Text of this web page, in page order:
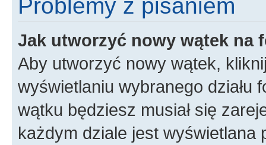
Problemy z pisaniem
Jak utworzyć nowy wątek na
Aby utworzyć nowy wątek,
wyświetlaniu wybranego działu
wątku będziesz musiał się
każdym dziale jest wyświetlana